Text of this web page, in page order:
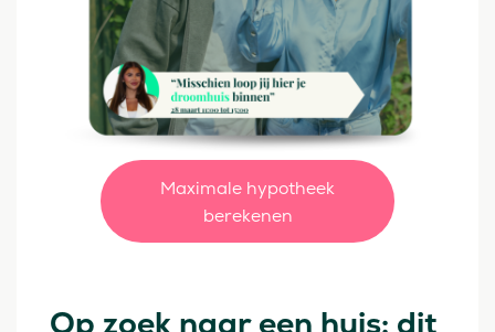
Maximale hypotheek
berekenen
Op zoek naar een huis: dit